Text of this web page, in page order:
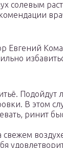
солевым
Евгений
Подойдут
В этом
ринит
свежем